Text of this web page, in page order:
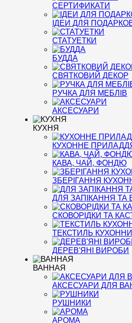
СЕРТИФИКАТИ
ІДЕИ ДЛЯ
СТАТУЕТКИ
БУДДА
СВЯТКОВИЙ ДЕКОР
РУЧКА ДЛЯ МЕБЛІВ
АКСЕСУАРИ
КУХНЯ
КУХОННЕ
КАВА, ЧАЙ, ФОНДЮ
ЗБЕРІГАННЯ
ДЛЯ ЗАПІКАННЯ ТА
СКОВОРІДКИ ТА
ТЕКСТИЛЬ
ДЕРЕВ'ЯНІ ВИРОБИ
ВАННАЯ
АКСЕСУАРИ ДЛЯ
РУШНИКИ
АРОМА